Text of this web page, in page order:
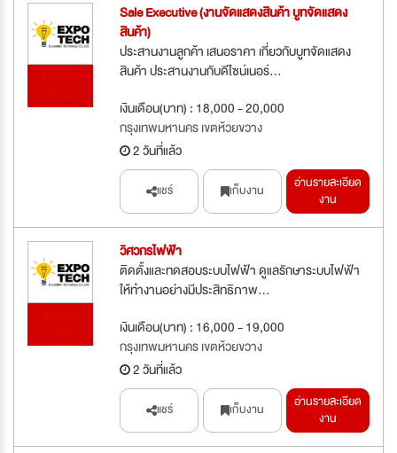
Sale Executive (งานจัดแสดงสินค้า บูทจัดแสดง
สินค้า)
ประสานงานลูกค้า เสนอราคา เกี่ยวกับบูทจัดแสดง
สินค้า ประสานงานกับดีไซน์เนอร์...
เงินเดือน(บาท) : 18,000 - 20,000
กรุงเทพมหานคร เขตห้วยขวาง
2 วันที่แล้ว
แชร์ เก็บงาน
อ่านรายละเอียด
งาน
วิศวกรไฟฟ้า
ติดตั้งและทดสอบระบบไฟฟ้า ดูแลรักษาระบบไฟฟ้า
ให้ทำงานอย่างมีประสิทธิภาพ...
เงินเดือน(บาท) : 16,000 - 19,000
กรุงเทพมหานคร เขตห้วยขวาง
2 วันที่แล้ว
แชร์ เก็บงาน
อ่านรายละเอียด
งาน